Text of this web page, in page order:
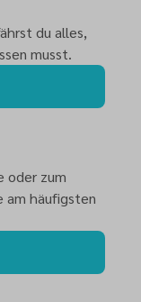
du alles,
musst.
oder zum
am häufigsten